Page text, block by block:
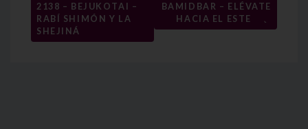
entradas
2138 – BEJUKOTAI –
RABÍ SHIMÓN Y LA
SHEJINÁ
BAMIDBAR – ELÉVATE
HACIA EL ESTE
→